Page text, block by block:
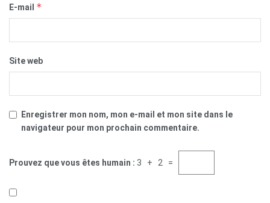
E-mail *
Site web
Enregistrer mon nom, mon e-mail et mon site dans le
navigateur pour mon prochain commentaire.
Prouvez que vous êtes humain : 3 + 2 =